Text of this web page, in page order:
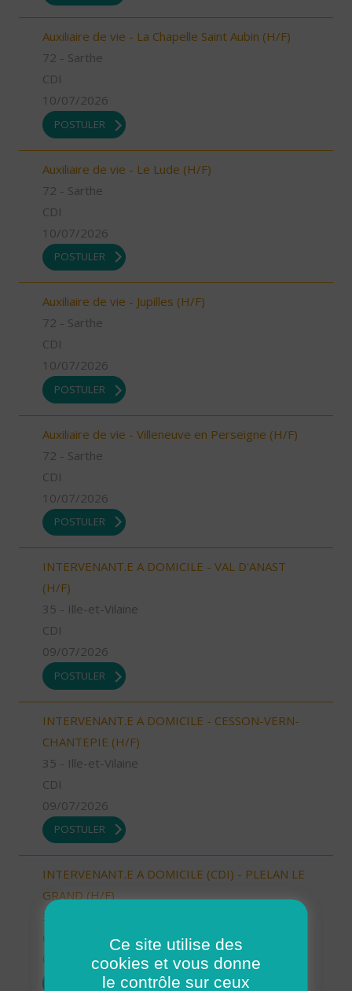
Auxiliaire de vie - La Chapelle Saint Aubin (H/F)
72 - Sarthe
CDI
10/07/2026
POSTULER
Auxiliaire de vie - Le Lude (H/F)
72 - Sarthe
CDI
10/07/2026
POSTULER
Auxiliaire de vie - Jupilles (H/F)
72 - Sarthe
CDI
10/07/2026
POSTULER
Auxiliaire de vie - Villeneuve en Perseigne (H/F)
72 - Sarthe
CDI
10/07/2026
POSTULER
INTERVENANT.E A DOMICILE - VAL D'ANAST
(H/F)
35 - Ille-et-Vilaine
CDI
09/07/2026
POSTULER
INTERVENANT.E A DOMICILE - CESSON-VERN-
CHANTEPIE (H/F)
35 - Ille-et-Vilaine
CDI
09/07/2026
POSTULER
INTERVENANT.E A DOMICILE (CDI) - PLELAN LE
GRAND (H/F)
35 - Ille-et-Vilaine
09/07/2026
Ce site utilise des
cookies et vous donne
le contrôle sur ceux